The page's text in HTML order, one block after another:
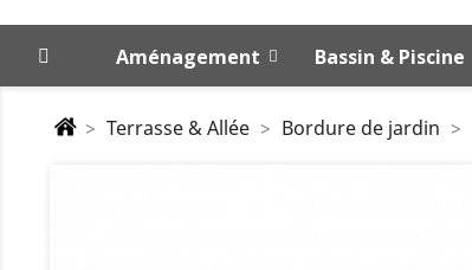
Aménagement Bassin & Piscine
Terrasse & Allée Bordure de jardin